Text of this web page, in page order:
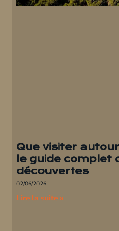
Que visiter
le guide complet
découvertes
02/06/2026
Lire la suite »